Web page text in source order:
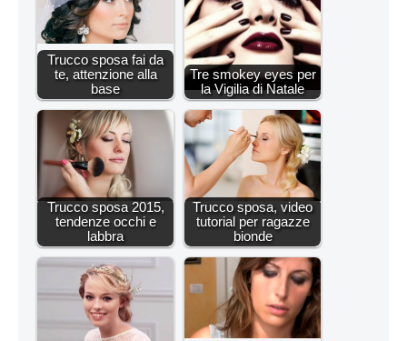
Trucco sposa fai da
te, attenzione alla
base
Tre smokey eyes per
la Vigilia di Natale
Trucco sposa 2015,
tendenze occhi e
labbra
Trucco sposa, video
tutorial per ragazze
bionde